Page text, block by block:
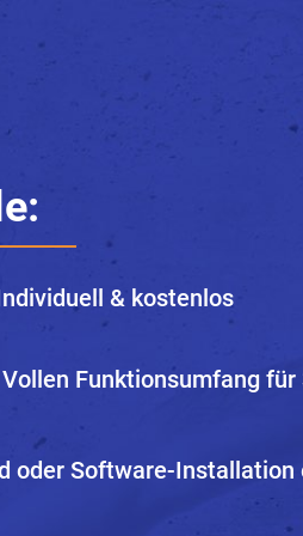
& kostenlos
Funktionsumfang für
oder Software-Installation